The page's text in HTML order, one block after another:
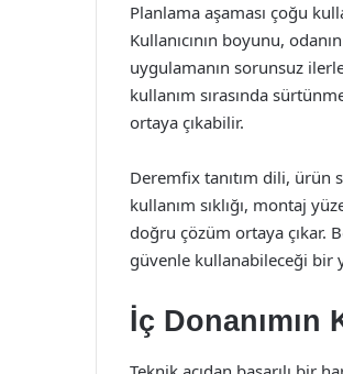
Planlama aşaması çoğu
Kullanıcının boyunu,
uygulamanın sorunsuz
kullanım sırasında
ortaya çıkabilir.
Deremfix tanıtım dili, ürün
kullanım sıklığı, montaj
doğru çözüm ortaya çıkar.
güvenle kullanabileceği bir
İç Donanımın